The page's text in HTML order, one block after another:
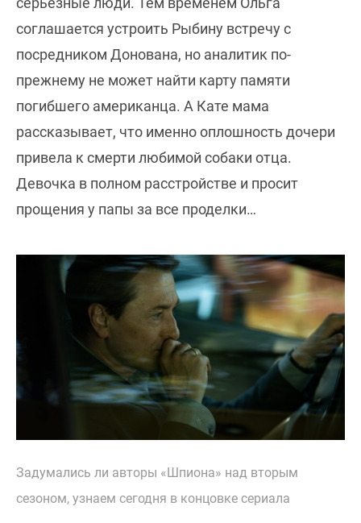
соглашается устроить Рыбину встречу с
посредником Донована, но аналитик по-
прежнему не может найти карту памяти
погибшего американца. А Кате мама
рассказывает, что именно оплошность дочери
привела к смерти любимой собаки отца.
Девочка в полном расстройстве и просит
прощения у папы за все проделки…
Задумались ли авторы «Шпиона» над вторым
сезоном, узнаем сегодня в концовке сериала